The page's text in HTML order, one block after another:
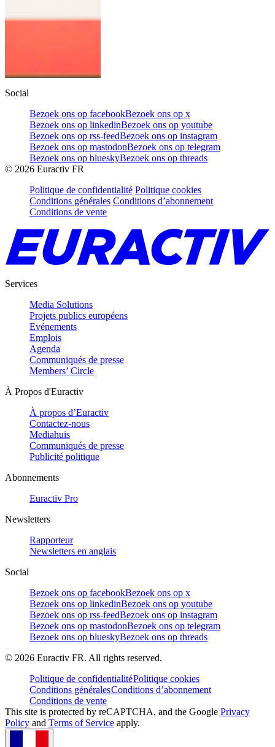
Social
Bezoek ons op facebookBezoek ons op x
Bezoek ons op linkedinBezoek ons op youtube
Bezoek ons op rss-feedBezoek ons op instagram
Bezoek ons op mastodonBezoek ons op telegram
Bezoek ons op blueskyBezoek ons op threads
© 2026 Euractiv FR
Politique de confidentialité Politique cookies
Conditions générales Conditions d’abonnement
Conditions de vente
Services
Media Solutions
Projets publics européens
Evénements
Emplois
Agenda
Communiqués de presse
Members’ Circle
À Propos d'Euractiv
À propos d’Euractiv
Contactez-nous
Mediahuis
Communiqués de presse
Publicité politique
Abonnements
Euractiv Pro
Newsletters
Rapporteur
Newsletters en anglais
Social
Bezoek ons op facebookBezoek ons op x
Bezoek ons op linkedinBezoek ons op youtube
Bezoek ons op rss-feedBezoek ons op instagram
Bezoek ons op mastodonBezoek ons op telegram
Bezoek ons op blueskyBezoek ons op threads
© 2026 Euractiv FR. All rights reserved.
Politique de confidentialitéPolitique cookies
Conditions généralesConditions d’abonnement
Conditions de vente
This site is protected by reCAPTCHA, and the Google Privacy
Policy and Terms of Service apply.